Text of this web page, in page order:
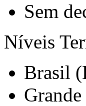
Sem
Níveis
Brasil